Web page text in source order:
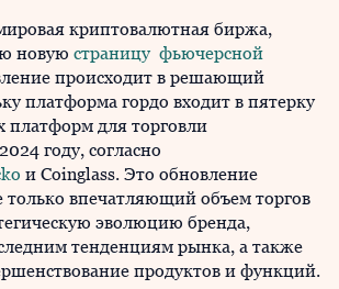
криптовалютная биржа,
новую страницу фьючерсной
происходит в решающий
платформа гордо входит в пятерку
для торговли
году, согласно
и Coinglass. Это обновление
только впечатляющий объем торгов
эволюцию бренда,
тенденциям рынка, а также
продуктов и функций.